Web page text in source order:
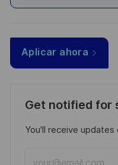
Aplicar ahora
Get notified for
You'll receive updates